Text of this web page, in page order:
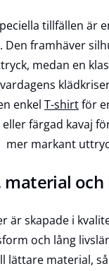
tillfällen är
Den framhäver
medan en
enkel T-shirtför
färgad kavaj
mer markant
material
är skapade i
och lång
lättare material,